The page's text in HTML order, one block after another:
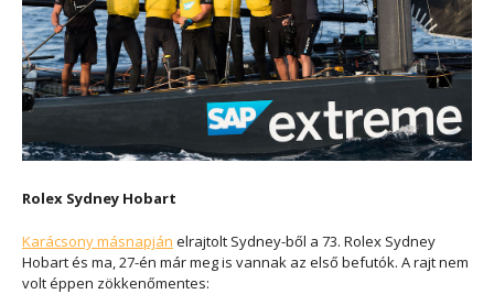
Rolex Sydney Hobart
Karácsony másnapján elrajtolt Sydney-ből a 73. Rolex Sydney
Hobart és ma, 27-én már meg is vannak az első befutók. A rajt nem
volt éppen zökkenőmentes: